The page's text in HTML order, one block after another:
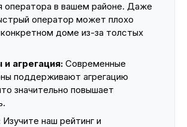
оператора в вашем районе. Даже
оператор может плохо
доме из-за толстых
и агрегация: Современные
поддерживают агрегацию
значительно повышает
Изучите наш рейтинг и